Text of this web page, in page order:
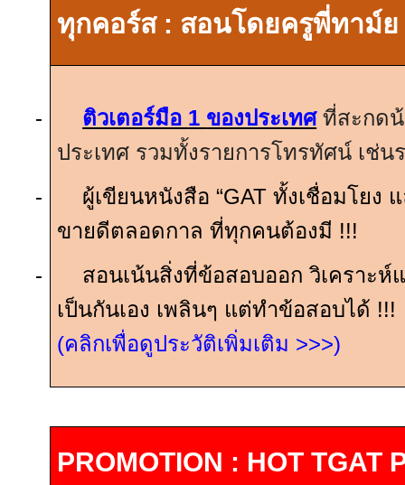
ทุกคอร์ส : สอนโดยครูพี่ทาม์ย
- ติวเตอร์มือ 1 ของประเทศ ที่สะกด
ประเทศ รวมทั้งรายการโทรทัศน์ เช่
-
ผู้เขียนหนังสือ “GAT ทั้งเชื่อมโยง
ขายดีตลอดกาล ที่ทุกคนต้องมี !!!
-
สอนเน้นสิ่งที่ข้อสอบออก วิเคราะห์
เป็นกันเอง เพลินๆ แต่ทำข้อสอบได้ !!!
(คลิกเพื่อดูประวัติเพิ่มเติม >>>)
PROMOTION : HOT TGAT